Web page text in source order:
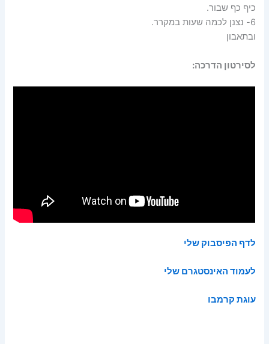
כיף כף שבור.
6- נצנן לכמה שעות במקרר.
ובתאבון
לסירטון הדרכה:
לדף הפיסבוק שלי
לעמוד האינסטגרם שלי
עוגת קרמבו